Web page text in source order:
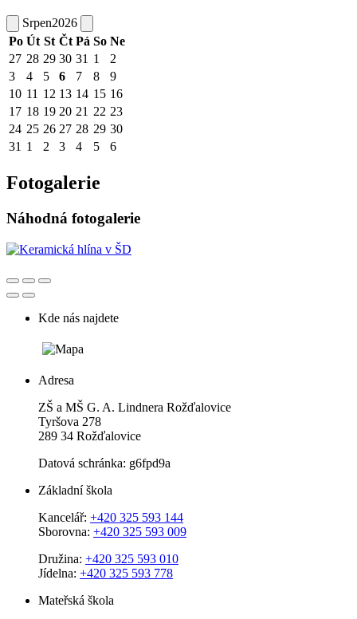
Srpen2026
Po Út St Čt Pá So Ne
27 28 29 30 31 1
2
3
4 5 6 7 8
9
10 11 12 13 14 15 16
17 18 19 20 21 22 23
24 25 26 27 28 29 30
31 1 2 3 4 5 6
Fotogalerie
Náhodná fotogalerie
Kde nás najdete
Adresa
ZŠ a MŠ G. A. Lindnera Rožďalovice
Tyršova 278
289 34 Rožďalovice
Datová schránka: g6fpd9a
Základní škola
Kancelář: +420 325 593 144
Sborovna: +420 325 593 009
Družina: +420 325 593 010
Jídelna: +420 325 593 778
Mateřská škola